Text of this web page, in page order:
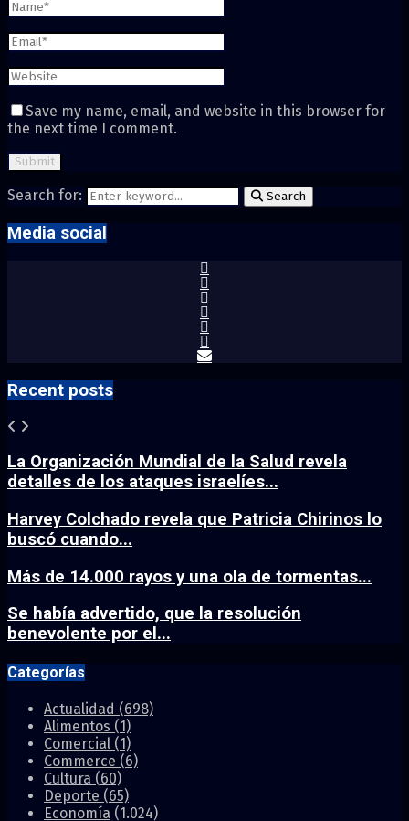
Save my name, email, and website in this browser for
the next time I comment.
Search for: Search
Media social
Recent posts
La Organización Mundial de la Salud revela
detalles de los ataques israelíes...
Harvey Colchado revela que Patricia Chirinos lo
buscó cuando...
Más de 14.000 rayos y una ola de tormentas...
Se había advertido, que la resolución
benevolente por el...
Categorías
Actualidad (698)
Alimentos (1)
Comercial (1)
Commerce (6)
Cultura (60)
Deporte (65)
Economía (1.024)